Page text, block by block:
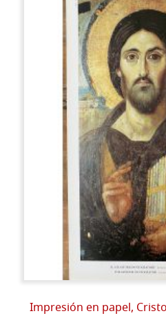
Impresión en papel,